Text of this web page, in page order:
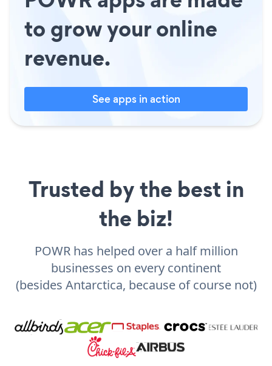
to grow your online
revenue.
See apps in action
Trusted by the best in
the biz!
POWR has helped over a half million
businesses on every continent
(besides Antarctica, because of course not)